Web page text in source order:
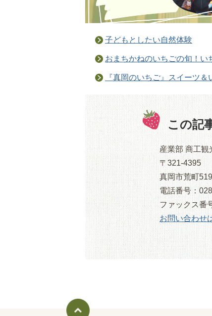
子どもとしたい自然体験
おまちかねのいちごの旬！い
『真岡のいちご』スイーツ
この記
産業部 商工観
〒321-4395
真岡市荒町
電話番号：
ファックス番
お問い合わせ